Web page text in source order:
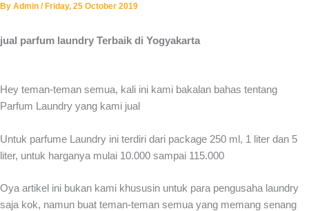
By Admin /Friday, 25 October 2019
jual parfum laundry Terbaik di Yogyakarta
Hey teman-teman semua, kali ini kami bakalan bahas tentang
Parfum Laundry yang kami jual
Untuk parfume Laundry ini terdiri dari package 250 ml, 1 liter dan 5
liter, untuk harganya mulai 10.000 sampai 115.000
Oya artikel ini bukan kami khususin untuk para pengusaha laundry
saja kok, namun buat teman-teman semua yang memang senang